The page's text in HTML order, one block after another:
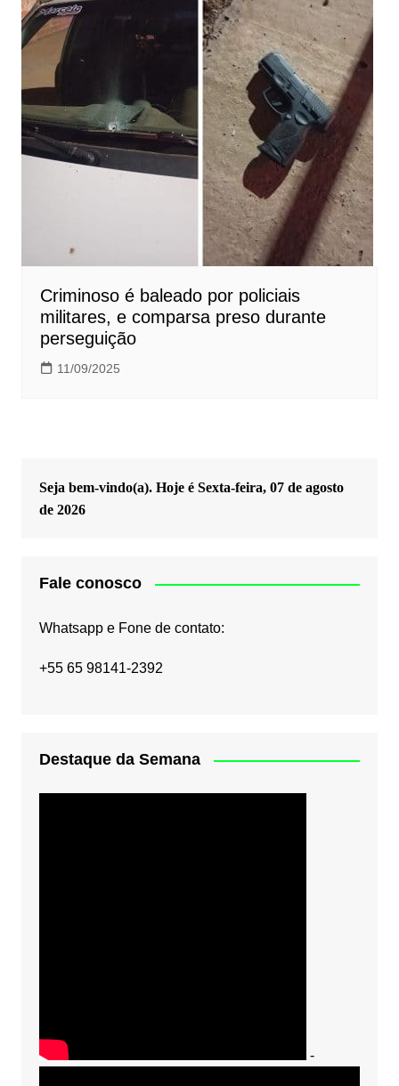
Criminoso é baleado por policiais
militares, e comparsa preso durante
perseguição
11/09/2025
Seja bem-vindo(a). Hoje é Sexta-feira, 07 de agosto
de 2026
Fale conosco
Whatsapp e Fone de contato:
+55 65 98141-2392
Destaque da Semana
-